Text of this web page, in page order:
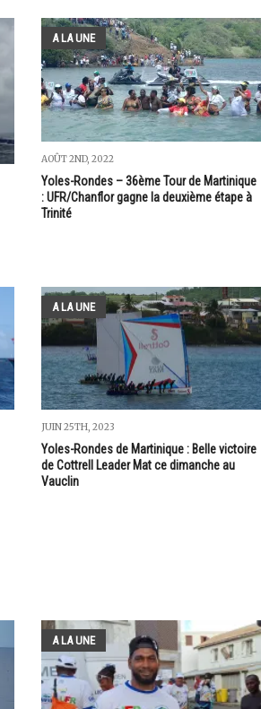
A LA UNE
AOÛT 2ND, 2022
Yoles-Rondes – 36ème Tour de Martinique
: UFR/Chanflor gagne la deuxième étape à
Trinité
A LA UNE
JUIN 25TH, 2023
Yoles-Rondes de Martinique : Belle victoire
de Cottrell Leader Mat ce dimanche au
Vauclin
A LA UNE